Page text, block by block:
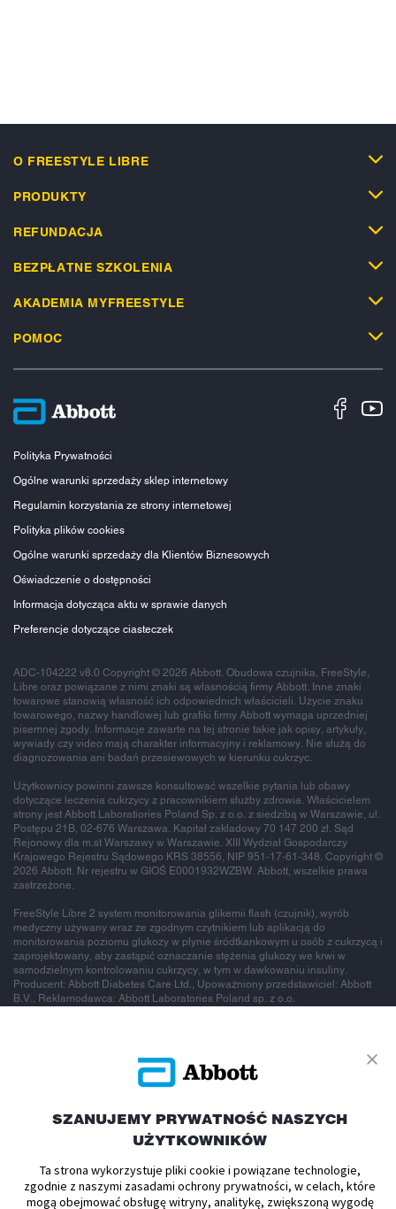
O FREESTYLE LIBRE
PRODUKTY
REFUNDACJA
BEZPŁATNE SZKOLENIA
AKADEMIA MYFREESTYLE
POMOC
Polityka Prywatności
Ogólne warunki sprzedaży sklep internetowy
Regulamin korzystania ze strony internetowej
Polityka plików cookies
Ogólne warunki sprzedaży dla Klientów Biznesowych
Oświadczenie o dostępności
Informacja dotycząca aktu w sprawie danych
Preferencje dotyczące ciasteczek
ADC-104222 v8.0 Copyright © 2026 Abbott. Obudowa czujnika, FreeStyle,
Libre oraz powiązane z nimi znaki są własnością firmy Abbott. Inne znaki
towarowe stanowią własność ich odpowiednich właścicieli. Użycie znaku
towarowego, nazwy handlowej lub grafiki firmy Abbott wymaga uprzedniej
pisemnej zgody. Informacje zawarte na tej stronie takie jak opisy, artykuły,
wywiady czy video mają charakter informacyjny i reklamowy. Nie służą do
diagnozowania ani badań przesiewowych w kierunku cukrzyc.
Użytkownicy powinni zawsze konsultować wszelkie pytania lub obawy
dotyczące leczenia cukrzycy z pracownikiem służby zdrowia. Właścicielem
strony jest Abbott Laboratiories Poland Sp. z o.o. z siedzibą w Warszawie, ul.
Postępu 21B, 02-676 Warszawa. Kapitał zakładowy 70 147 200 zł. Sąd
Rejonowy dla m.st Warszawy w Warszawie. XIII Wydział Gospodarczy
Krajowego Rejestru Sądowego KRS 38556, NIP 951-17-61-348. Copyright ©
2026 Abbott. Nr rejestru w GIOŚ E0001932WZBW. Abbott, wszelkie prawa
zastrzeżone.
FreeStyle Libre 2 system monitorowania glikemii flash (czujnik), wyrób
medyczny używany wraz ze zgodnym czytnikiem lub aplikacją do
monitorowania poziomu glukozy w płynie śródtkankowym u osób z cukrzycą i
zaprojektowany, aby zastąpić oznaczanie stężenia glukozy we krwi w
samodzielnym kontrolowaniu cukrzycy, w tym w dawkowaniu insuliny.
Producent: Abbott Diabetes Care Ltd., Upoważniony przedstawiciel: Abbott
B.V., Reklamodawca: Abbott Laboratories Poland sp. z o.o.
To jest wyrób
medyczny.
Używaj go
SZANUJEMY PRYWATNOŚĆ NASZYCH
UŻYTKOWNIKÓW
Ta strona wykorzystuje pliki cookie i powiązane technologie,
zgodnie z naszymi zasadami ochrony prywatności, w celach, które
mogą obejmować obsługę witryny, analitykę, zwiększoną wygodę